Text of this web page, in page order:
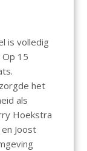
is volledig
15
het
als
Hoekstra
Joost